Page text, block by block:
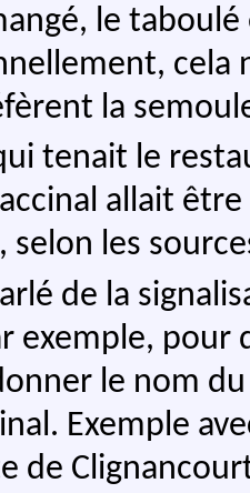
le
cela
la
tenait le
allait
selon les
de la
exemple,
le nom
Exemple
de